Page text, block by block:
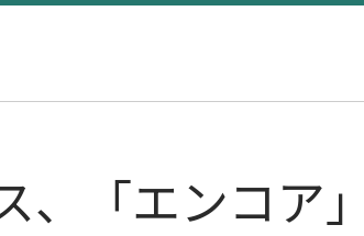
、「エンコア